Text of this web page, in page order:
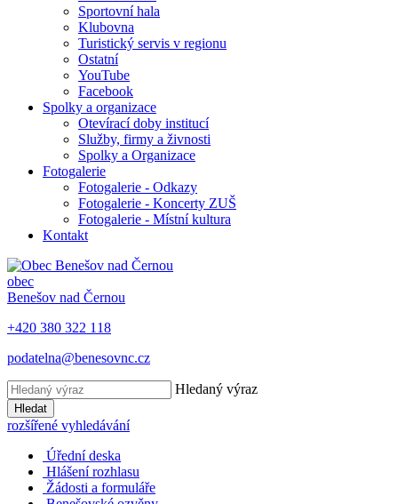
Sportovní hala
Klubovna
Turistický servis v regionu
Ostatní
YouTube
Facebook
Spolky a organizace
Otevírací doby institucí
Služby, firmy a živnosti
Spolky a Organizace
Fotogalerie
Fotogalerie - Odkazy
Fotogalerie - Koncerty ZUŠ
Fotogalerie - Místní kultura
Kontakt
obec
Benešov nad Černou
+420 380 322 118
podatelna@benesovnc.cz
Hledaný výraz
Hledat
rozšířené vyhledávání
Úřední deska
Hlášení rozhlasu
Žádosti a formuláře